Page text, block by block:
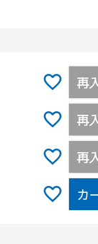
再
再
再
カ